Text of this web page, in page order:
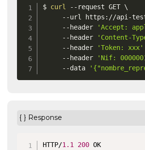
$ curl --request GET \
--url https://api-
     --header
'Accept:
     --header
'Content-
     --header
'Token: xxx'
     --header
'Nif:
	 --data
{ } Response
HTTP/1.1 200